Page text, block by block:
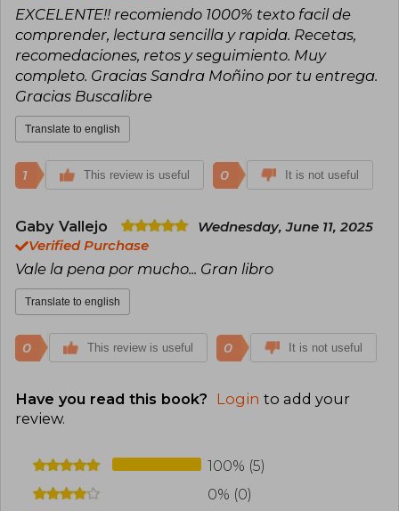
EXCELENTE!! recomiendo 1000% texto facil de
comprender, lectura sencilla y rapida. Recetas,
recomedaciones, retos y seguimiento. Muy
completo. Gracias Sandra Moñino por tu entrega.
Gracias Buscalibre
Translate to english
1 This review is useful 0 It is not useful
Gaby Vallejo
Wednesday, June 11, 2025
Verified Purchase
Vale la pena por mucho... Gran libro
Translate to english
0 This review is useful 0 It is not useful
Have you read this book? Login to add your
review.
100% (5)
0% (0)